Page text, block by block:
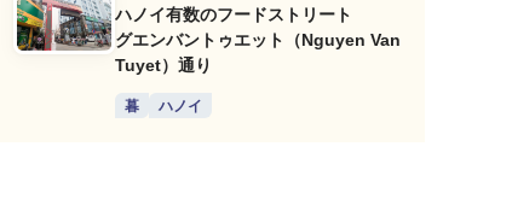
ハノイ有数のフードストリート
グエンバントゥエット（Nguyen Van
Tuyet）通り
暮 ハノイ